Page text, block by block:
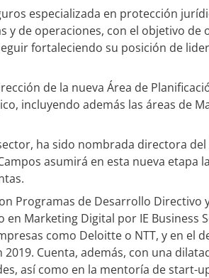
especializada en protección
y de operaciones, con el objetivo de
fortaleciendo su posición de
de la nueva Área de
incluyendo además las áreas de
ha sido nombrada directora del
asumirá en esta nueva etapa
Programas de Desarrollo Directivo
en Marketing Digital por IE Business
como Deloitte o NTT, y en el
Cuenta, además, con una
así como en la mentoría de start-